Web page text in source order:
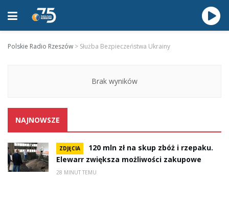
Polskie Radio Rzeszów > Służba Bezpieczeństwa Ukrainy
Brak wyników
NAJNOWSZE
ZDJĘCIA
120 mln zł na skup zbóż i rzepaku.
Elewarr zwiększa możliwości zakupowe
28 MINUT TEMU